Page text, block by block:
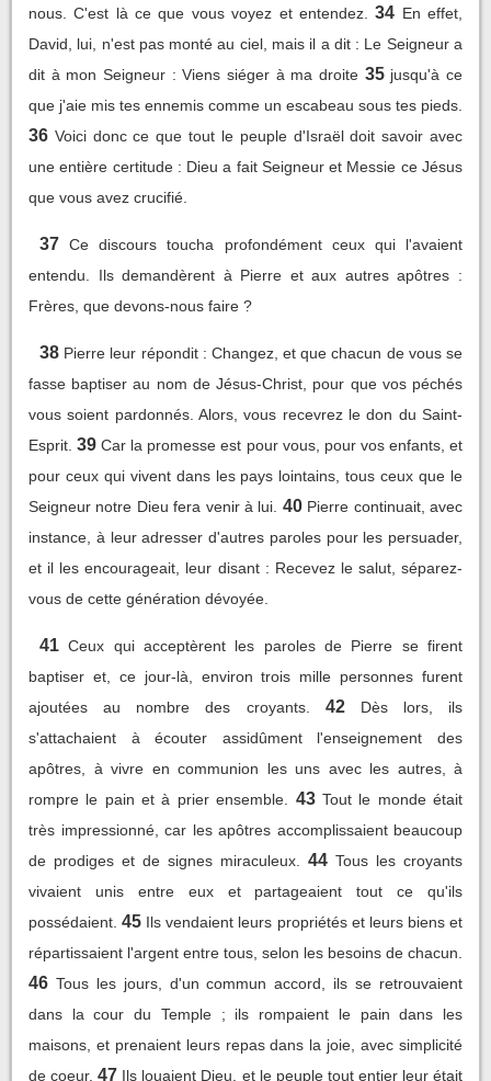
nous. C'est là ce que vous voyez et entendez.
34 En effet,
David, lui, n'est pas monté au ciel, mais il a dit : Le Seigneur a
dit à mon Seigneur : Viens siéger à ma droite 35 jusqu'à ce
que j'aie mis tes ennemis comme un escabeau sous tes pieds.
36 Voici donc ce que tout le peuple d'Israël doit savoir avec
une entière certitude : Dieu a fait Seigneur et Messie ce Jésus
que vous avez crucifié.
37 Ce discours toucha profondément ceux qui l'avaient
entendu. Ils demandèrent à Pierre et aux autres apôtres :
Frères, que devons-nous faire ?
38 Pierre leur répondit : Changez, et que chacun de vous se
fasse baptiser au nom de Jésus-Christ, pour que vos péchés
vous soient pardonnés. Alors, vous recevrez le don du Saint-
Esprit. 39 Car la promesse est pour vous, pour vos enfants, et
pour ceux qui vivent dans les pays lointains, tous ceux que le
Seigneur notre Dieu fera venir à lui. 40 Pierre continuait, avec
instance, à leur adresser d'autres paroles pour les persuader,
et il les encourageait, leur disant : Recevez le salut, séparez-
vous de cette génération dévoyée.
41 Ceux qui acceptèrent les paroles de Pierre se firent
baptiser et, ce jour-là, environ trois mille personnes furent
ajoutées au nombre des croyants.
42
Dès lors, ils
s'attachaient à écouter assidûment l'enseignement des
apôtres, à vivre en communion les uns avec les autres, à
rompre le pain et à prier ensemble.
43 Tout le monde était
très impressionné, car les apôtres accomplissaient beaucoup
de prodiges et de signes miraculeux.
44 Tous les croyants
vivaient unis entre eux et partageaient tout ce qu'ils
possédaient. 45 Ils vendaient leurs propriétés et leurs biens et
répartissaient l'argent entre tous, selon les besoins de chacun.
46 Tous les jours, d'un commun accord, ils se retrouvaient
dans la cour du Temple ; ils rompaient le pain dans les
maisons, et prenaient leurs repas dans la joie, avec simplicité
de coeur. 47 Ils louaient Dieu, et le peuple tout entier leur était